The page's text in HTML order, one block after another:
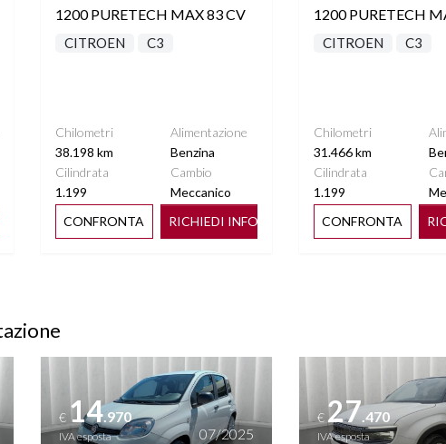
1200 PURETECH MAX 83 CV
CITROEN C3
Chilometri
38.198 km
Alimentazione
Benzina
Cilindrata
1.199
Cambio
Meccanico
CONFRONTA
RICHIEDI INFO
1200 PURETECH
CITROEN C3
Chilometri
31.466 km
Cilindrata
1.199
CONFRONTA
€14 .970
IVA esposta 07/2025
€27 .470
IVA esposta